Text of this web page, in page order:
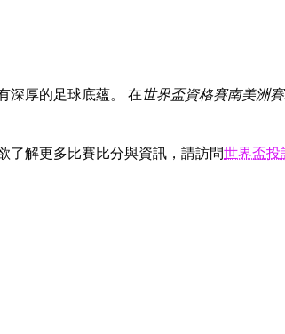
深厚的足球底蘊。 在世界盃資格賽南美洲
了解更多比賽比分與資訊，請訪問世界盃投